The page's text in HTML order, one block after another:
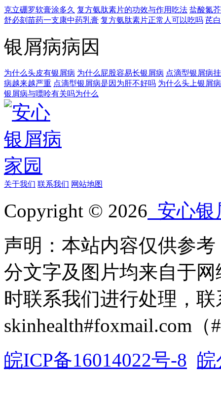
克立硼罗软膏涂多久 复方氨肽素片的功效与作用吃法 盐酸氮
舒必刻苗药一支康中药乳膏 复方氨肽素片正常人可以吃吗 芪
银屑病病因
为什么头皮有银屑病 为什么屁股容易长银屑病 点滴型银屑病
病越来越严重 点滴型银屑病是因为肝不好吗 为什么头上银屑
银屑病与嘌呤有关吗为什么
关于我们 联系我们 网站地图
Copyright © 2026 安心银
声明：本站内容仅供参
分文字及图片均来自于
时联系我们进行处理，
skinhealth#foxmail.com（
皖ICP备16014022号-8 皖